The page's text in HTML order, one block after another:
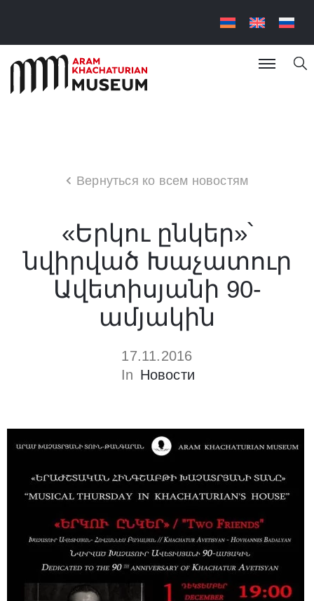
Вернуться ко всем новостям
«Երկու ընկեր»՝
նվիրված Խաչատուր
Ավետիսյանի 90-
ամյակին
17.11.2016
In Новости